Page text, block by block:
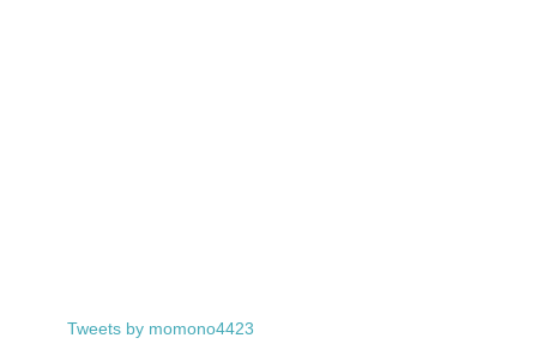
Tweets by momono4423